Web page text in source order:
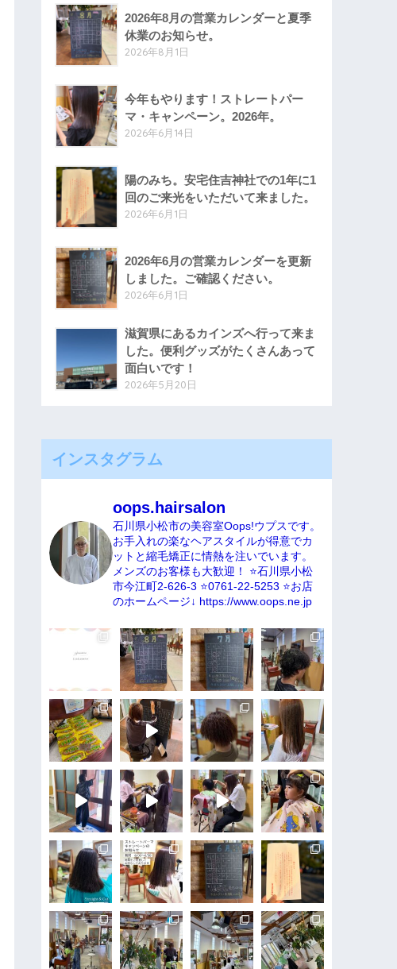
2026年8月の営業カレンダーと夏季
休業のお知らせ。
2026年8月1日
今年もやります！ストレートパー
マ・キャンペーン。2026年。
2026年6月14日
陽のみち。安宅住吉神社での1年に1
回のご来光をいただいて来ました。
2026年6月1日
2026年6月の営業カレンダーを更新
しました。ご確認ください。
2026年6月1日
滋賀県にあるカインズへ行って来ま
した。便利グッズがたくさんあって
面白いです！
2026年5月20日
インスタグラム
oops.hairsalon
石川県小松市の美容室Oops!ウプスです。
お手入れの楽なヘアスタイルが得意でカ
ットと縮毛矯正に情熱を注いでいます。
メンズのお客様も大歓迎！
⭐️石川県小松
市今江町2-626-3 ⭐️0761-22-5253 ⭐️お店
のホームページ↓ https://www.oops.ne.jp